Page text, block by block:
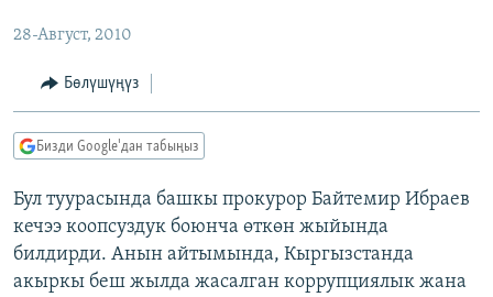
МАДАНИЯТ
ТВ ПРОГРАММАЛАР
БҮГҮН АЗАТТЫКТА
ДАНИСТЕ
ЭЖЕ-СИҢДИЛЕР
АЗАТТЫК+
ПОДКАСТ
ОНЛАЙН ШЕРИНЕ
28-Август, 2010
Бөлүшүңүз
Бизди Google'дан табыңыз
Бул туурасында башкы прокурор Байтемир Ибраев
кечээ коопсуздук боюнча өткөн жыйында
билдирди. Анын айтымында, Кыргызстанда
акыркы беш жылда жасалган коррупциялык жана